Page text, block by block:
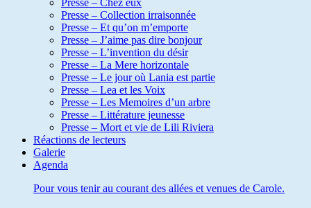
Presse – Chez eux
Presse – Collection irraisonnée
Presse – Et qu’on m’emporte
Presse – J’aime pas dire bonjour
Presse – L’invention du désir
Presse – La Mere horizontale
Presse – Le jour où Lania est partie
Presse – Lea et les Voix
Presse – Les Memoires d’un arbre
Presse – Littérature jeunesse
Presse – Mort et vie de Lili Riviera
Réactions de lecteurs
Galerie
Agenda
Pour vous tenir au courant des allées et venues de Carole.